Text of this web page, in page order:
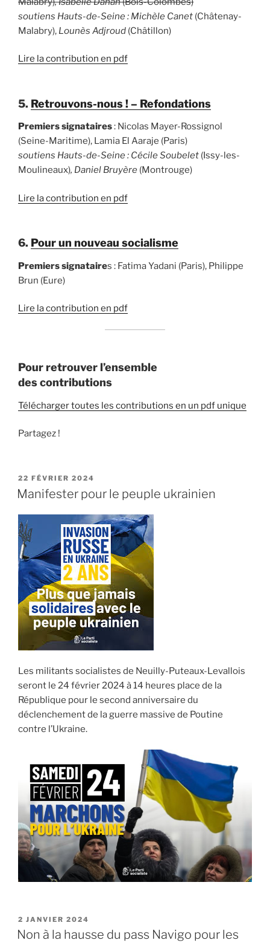
soutiens Hauts-de-Seine : Michèle Canet (Châtenay-
Malabry), Lounès Adjroud (Châtillon)
Lire la contribution en pdf
5. Retrouvons-nous ! – Refondations
Premiers signataires: Nicolas Mayer-Rossignol
(Seine-Maritime), Lamia El Aaraje (Paris)
soutiens Hauts-de-Seine : Cécile Soubelet (Issy-les-
Moulineaux), Daniel Bruyère (Montrouge)
Lire la contribution en pdf
6. Pour un nouveau socialisme
Premiers signataires : Fatima Yadani (Paris), Philippe
Brun (Eure)
Lire la contribution en pdf
Pour retrouver l’ensemble
descontributions
Télécharger toutes les contributions en un pdf unique
Partagez !
PUBLIÉ
LE
22 FÉVRIER 2024
Manifester pour le peuple ukrainien
Les militants socialistes de Neuilly-Puteaux-Levallois
seront le 24 février 2024 à 14 heures place de la
République pour le second anniversaire du
déclenchement de la guerre massive de Poutine
contre l’Ukraine.
PUBLIÉ
LE
2 JANVIER 2024
Non à la hausse du pass Navigo pour les